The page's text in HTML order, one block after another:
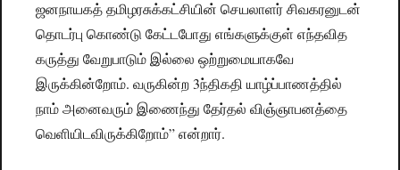
ஜனநாயகத் தமிழரசுக்கட்சியின் செயலாளர் சிவகரனுடன்
தொடர்பு கொண்டு கேட்டபோது எங்களுக்குள் எந்தவித
கருத்து வேறுபாடும் இல்லை ஒற்றுமையாகவே
இருக்கின்றோம். வருகின்ற 3ந்திகதி யாழ்ப்பாணத்தில்
நாம் அனைவரும் இணைந்து தேர்தல் விஞ்ஞாபனத்தை
வெளியிடவிருக்கிறோம்” என்றார்.